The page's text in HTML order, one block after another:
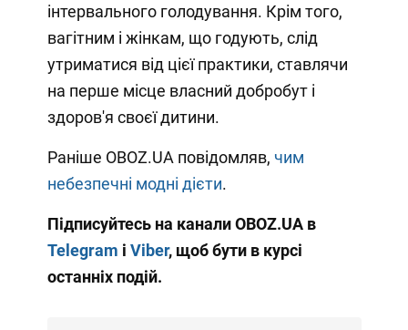
інтервального голодування. Крім того,
вагітним і жінкам, що годують, слід
утриматися від цієї практики, ставлячи
на перше місце власний добробут і
здоров'я своєї дитини.
Раніше OBOZ.UA повідомляв, чим
небезпечні модні дієти.
Підписуйтесь на канали OBOZ.UA в
Telegram і Viber, щоб бути в курсі
останніх подій.